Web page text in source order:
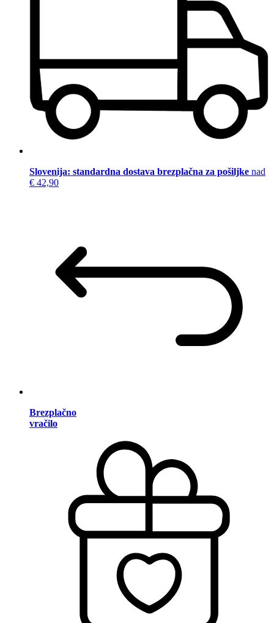
Slovenija: standardna dostava brezplačna za pošiljke nad
€ 42,90
Brezplačno
vračilo